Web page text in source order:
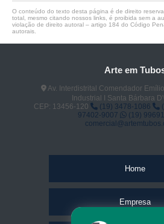
O conteúdo do texto desta página é de direito
total, mesmo citando nossos links, é proibida sem a
violação de direito autoral – artigo 184 do Código
autorais
Arte em
Av. Interdistrital Comendador
Industrial I Santa Bárbara
CEP: 13456-120
(19) 3478-1086
97402-9007
(19)
Home
Empresa